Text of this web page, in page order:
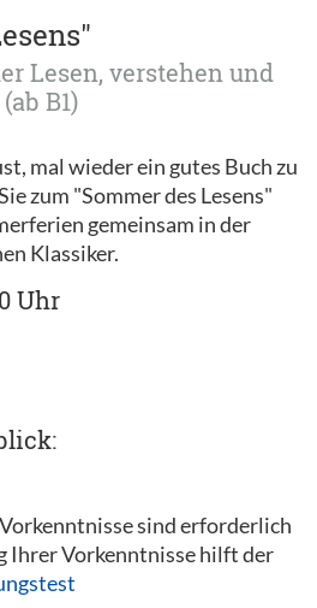
Lesen, verstehen und
B1)
mal wieder ein gutes Buch zu
zum "Sommer des Lesens"
gemeinsam in der
Klassiker.
Uhr
sind erforderlich
Ihrer Vorkenntnisse hilft der